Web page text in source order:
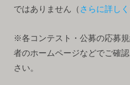
ではありません（ さらに詳しく
※各コンテスト・公募の応募
者のホームページなどでご確
さい。